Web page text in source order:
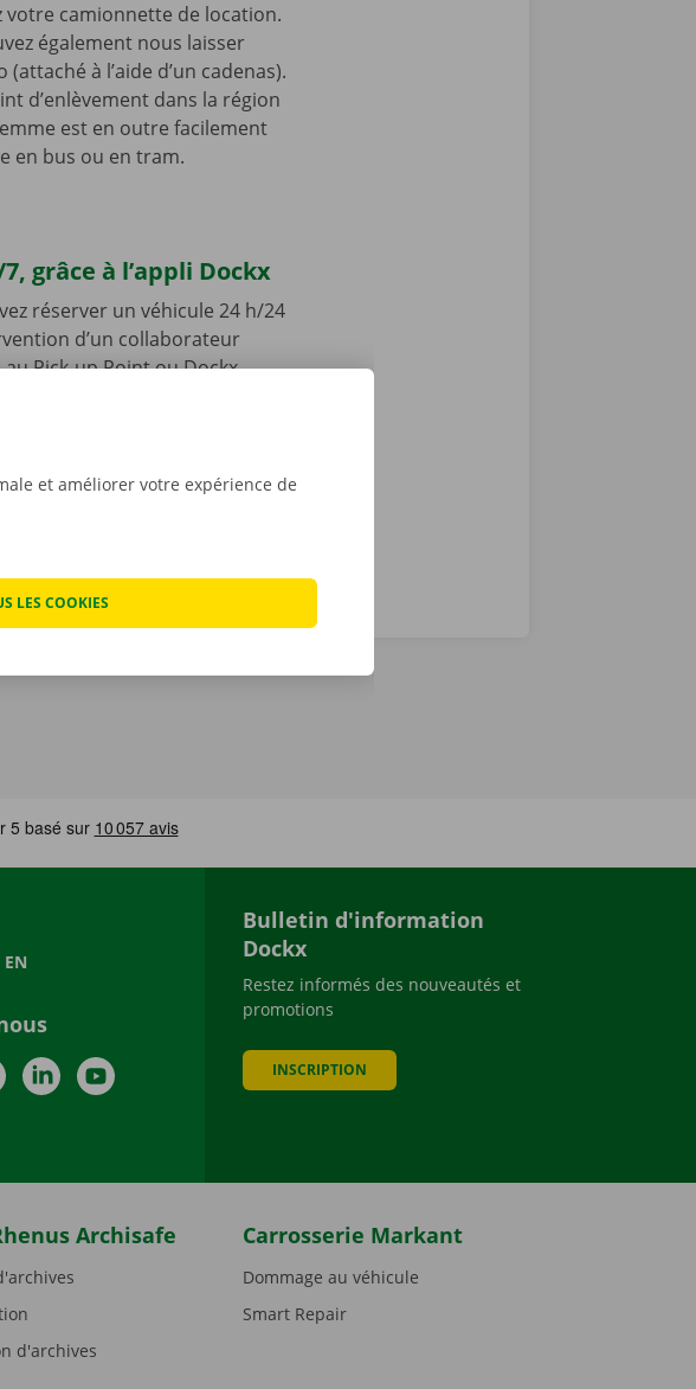
votre camionnette de location.
également nous laisser
(attaché à l’aide d’un cadenas).
d’enlèvement dans la région
est en outre facilement
en bus ou en tram.
grâce à l’appli Dockx
réserver un véhicule 24 h/24
d’un collaborateur
Pick-up Point ou Dockx
EN
InstagramLinkedInYouTube
Bulletin d'information
Dockx
Restez informés des nouveautés et
promotions
INSCRIPTION
Archisafe
d'archives
Carrosserie Markant
Dommage au véhicule
Smart Repair
et améliorer votre expérience de
LES COOKIES